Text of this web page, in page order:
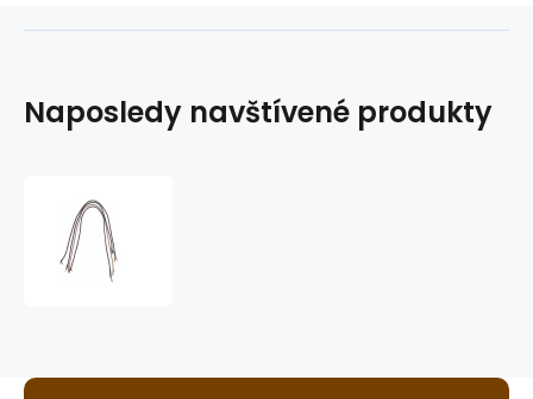
Naposledy navštívené produkty